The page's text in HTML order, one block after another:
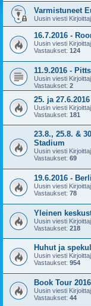
Varmistuneet
Uusin viesti
16.7.2016 -
Uusin viesti
Vastaukset: 124
11.9.2016 -
Uusin viesti
Vastaukset: 2
25. ja
Uusin viesti
Vastaukset: 181
23.8., 25.8. &
Stadium
Uusin viesti
Vastaukset: 69
19.6.2016 -
Uusin viesti
Vastaukset: 78
Yleinen
Uusin viesti
Vastaukset: 218
Huhut ja
Uusin viesti
Vastaukset: 954
Book Tour 2016
Uusin viesti
Vastaukset: 44